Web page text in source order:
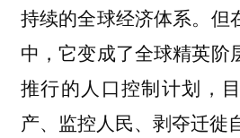
持续的全球经济体系。但
中，它变成了全球精英阶
推行的人口控制计划，
产、监控人民、剥夺迁徙